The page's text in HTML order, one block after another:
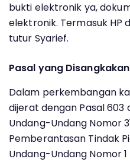
bukti elektronik ya,
elektronik. Termasuk HP
tutur Syarief.
Pasal yang Disangkakan
Dalam perkembangan
dijerat dengan Pasal 603
Undang-Undang Nomor
Pemberantasan Tindak
Undang-Undang Nomor